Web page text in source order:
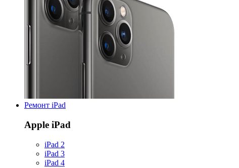
Ремонт iPad
Apple iPad
iPad 2
iPad 3
iPad 4